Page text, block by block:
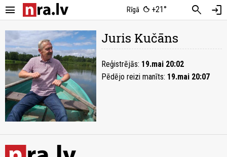
menu Rīgā +21° search login
Juris Kučāns
Reģistrējās: 19.mai 20:02
Pēdējo reizi manīts: 19.mai 20:07